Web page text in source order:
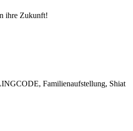
ihre Zukunft!
Familienaufstellung, Shiat